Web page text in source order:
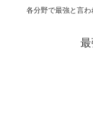
各分野で最強と言